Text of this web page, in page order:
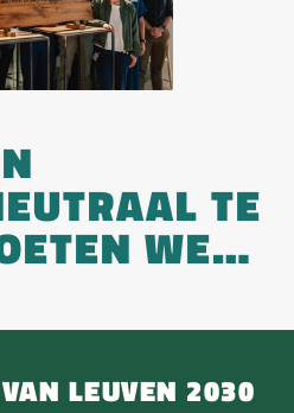
TE
WE…
LEUVEN 2030